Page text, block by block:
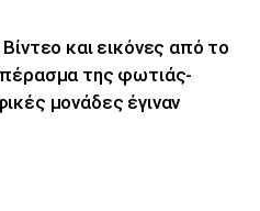
και εικόνες από το
της φωτιάς-
μονάδες έγιναν